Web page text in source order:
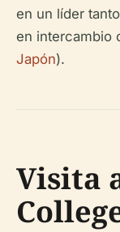
en un líder
en intercambio
Japón).
Visita